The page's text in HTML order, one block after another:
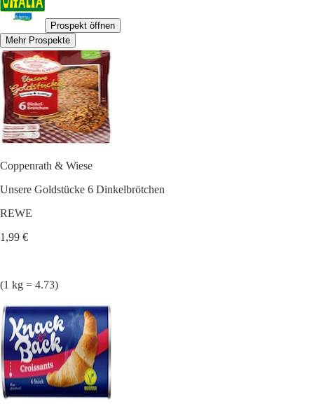
Prospekt öffnen
Mehr Prospekte
Coppenrath & Wiese
Unsere Goldstücke 6 Dinkelbrötchen
REWE
1,99 €
(1 kg = 4.73)